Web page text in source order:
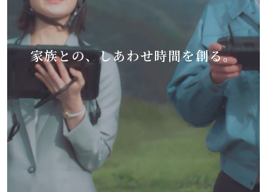
家族との、しあわせ時間を創る。